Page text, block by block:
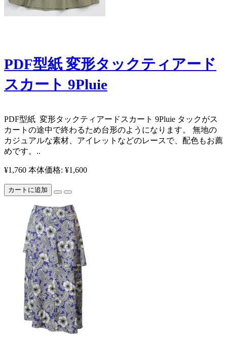
PDF型紙 変形タックティアード
スカート 9Pluie
​PDF型紙 変形タックティアードスカート 9Pluie タックがス
カートの途中で終わるため台形のようになります。 無地の
カジュアルな素材、アイレットなどのレースで、配色もお薦
めです。 ​..
¥1,760 本体価格: ¥1,600
カートに追加